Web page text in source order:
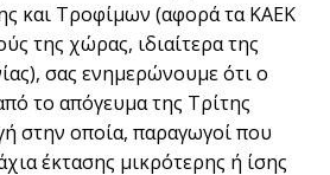
και Τροφίμων (αφορά τα ΚΑΕΚ
της χώρας, ιδιαίτερα της
σας ενημερώνουμε ότι ο
το απόγευμα της Τρίτης
στην οποία, παραγωγοί που
έκτασης μικρότερης ή ίσης